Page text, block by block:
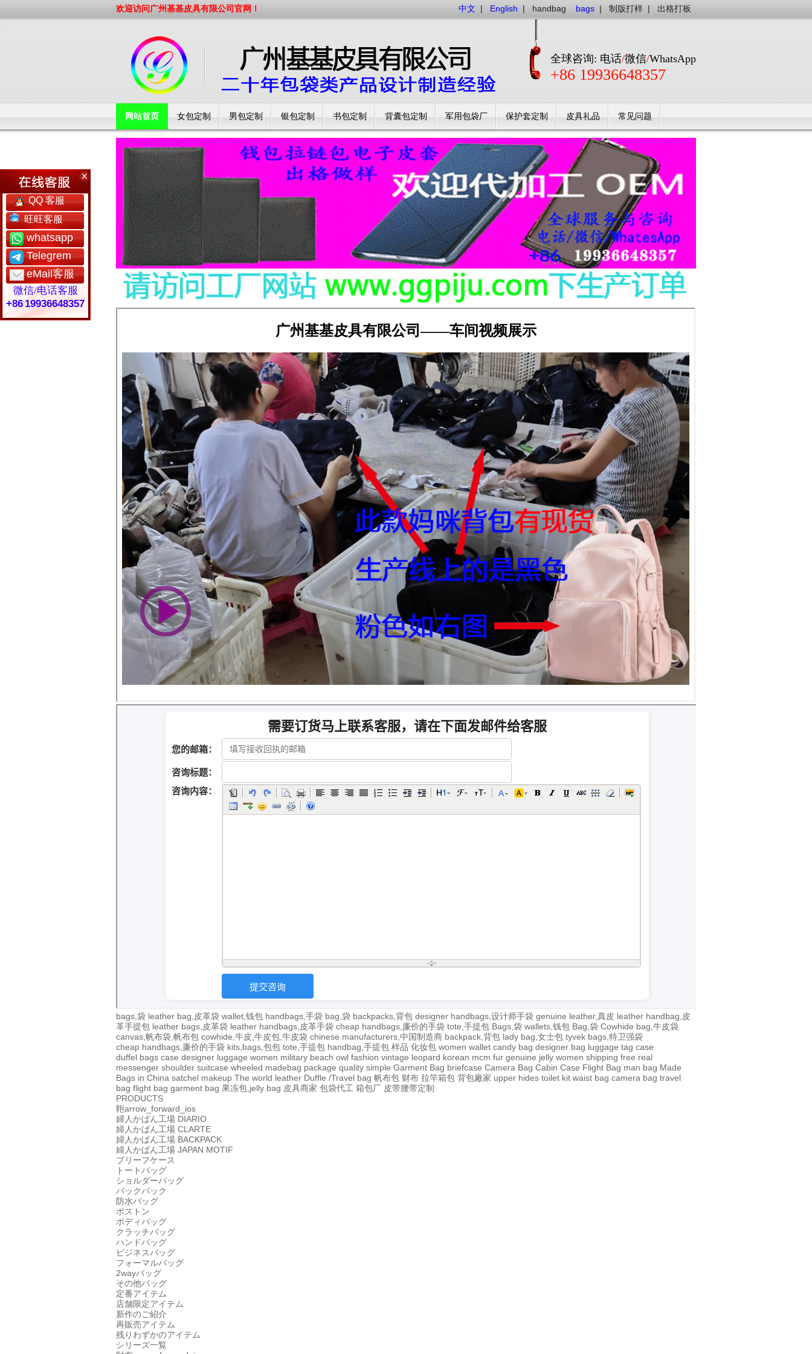
欢迎访问广州基基皮具有限公司官网！ 中文 | English | handbag bags | 制版打样 | 出格打板
全球咨询: 电话/微信/WhatsApp
+86 19936648357
网站首页 女包定制 男包定制 银包定制 书包定制 背囊包定制 军用包袋厂 保护套定制 皮具礼品 常见问题
工厂简介
bags,袋 leather bag,皮革袋 wallet,钱包 handbags,手袋 bag,袋 backpacks,背包 designer handbags,设计师手袋 genuine leather,真皮 leather handbag,皮
革手提包 leather bags,皮革袋 leather handbags,皮革手袋 cheap handbags,廉价的手袋 tote,手提包 Bags,袋 wallets,钱包 Bag,袋 Cowhide bag,牛皮袋
canvas,帆布袋,帆布包 cowhide,牛皮,牛皮包,牛皮袋 chinese manufacturers,中国制造商 backpack,背包 lady bag,女士包 tyvek bags,特卫强袋
cheap handbags,廉价的手袋 kits,bags,包包 tote,手提包 handbag,手提包 样品 化妆包 women wallet candy bag designer bag luggage tag case
duffel bags case designer luggage women military beach owl fashion vintage leopard korean mcm fur genuine jelly women shipping free real
messenger shoulder suitcase wheeled madebag package quality simple Garment Bag briefcase Camera Bag Cabin Case Flight Bag man bag Made
Bags in China satchel makeup The world leather Duffle /Travel bag 帆布包 财布 拉竿箱包 背包廠家 upper hides toilet kit waist bag camera bag travel
bag flight bag garment bag 果冻包,jelly bag 皮具商家 包袋代工 箱包厂 皮带腰带定制
PRODUCTS
鞄arrow_forward_ios
婦人かばん工場 DIARIO
婦人かばん工場 CLARTE
婦人かばん工場 BACKPACK
婦人かばん工場 JAPAN MOTIF
ブリーフケース
トートバッグ
ショルダーバッグ
バックパック
防水バッグ
ボストン
ボディバッグ
クラッチバッグ
ハンドバッグ
ビジネスバッグ
フォーマルバッグ
2wayバッグ
その他バッグ
定番アイテム
店舗限定アイテム
新作のご紹介
再販売アイテム
残りわずかのアイテム
シリーズ一覧
QQ 客服
旺旺客服
whatsapp
Telegrem
eMail客服
微信/电话客服
+86 19936648357